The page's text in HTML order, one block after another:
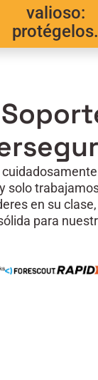
valioso:
protégelos.
solo
en su
para